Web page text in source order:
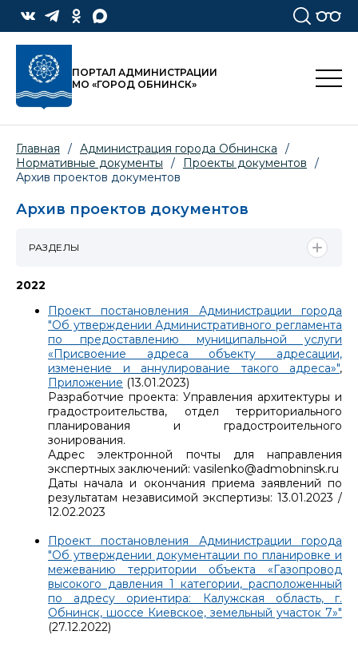
ПОРТАЛ АДМИНИСТРАЦИИ
МО «ГОРОД ОБНИНСК»
Главная / Администрация города Обнинска
/
Нормативные документы
/ Проекты документов
/
Архив проектов документов
Архив проектов документов
2022
Проект постановления Администрации города
"Об утверждении Административного регламента
по предоставлению муниципальной услуги
«Присвоение адреса объекту адресации,
изменение и аннулирование такого адреса»",
Приложение (13.01.2023)
Разработчие проекта: Управления архитектуры и
градостроительства, отдел территориального
планирования и градостроительного
зонирования.
Адрес электронной почты для направления
экспертных заключений: vasilenko@admobninsk.ru
Даты начала и окончания приема заявлений по
результатам независимой экспертизы: 13.01.2023 /
12.02.2023
Проект постановления Администрации города
"Об утверждении документации по планировке и
межеванию территории объекта «Газопровод
высокого давления 1 категории, расположенный
по адресу ориентира: Калужская область, г.
Обнинск, шоссе Киевское, земельный участок 7»"
(27.12.2022)
РАЗДЕЛЫ